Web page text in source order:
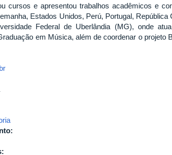
cursos e apresentou trabalhos acadêmicos e
Estados Unidos, Perú, Portugal, República
Federal de Uberlândia (MG), onde
em Música, além de coordenar o projeto